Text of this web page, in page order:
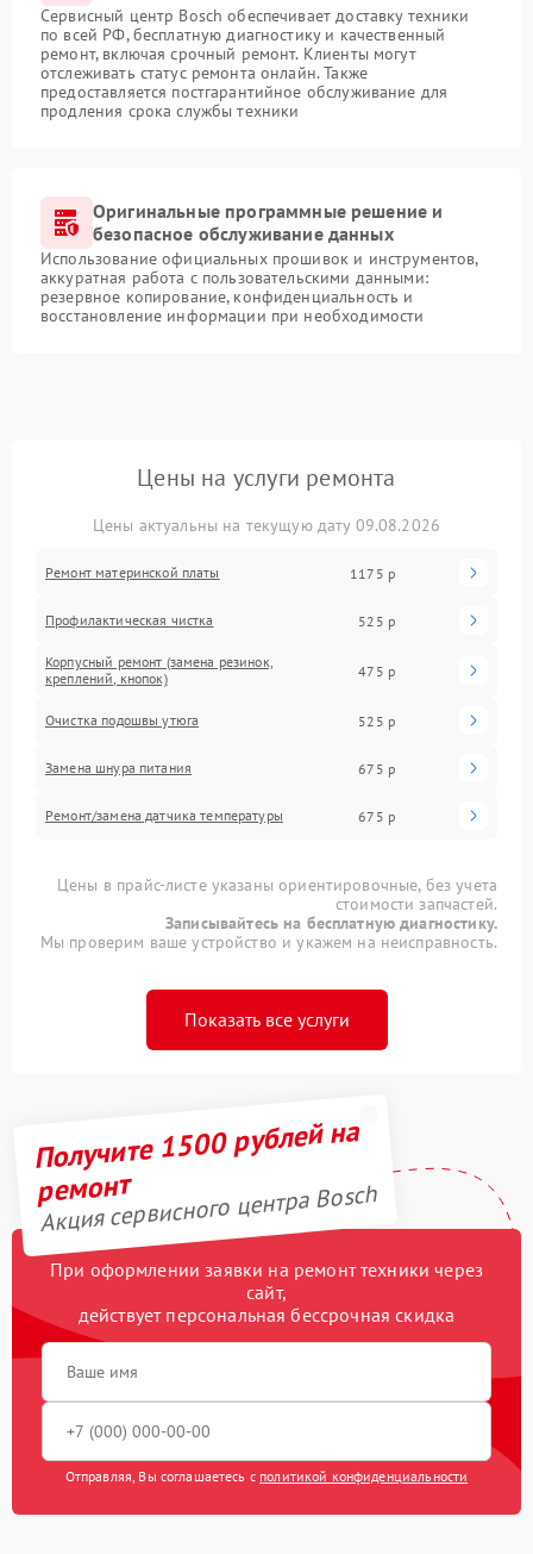
Сервисный центр Bosch обеспечивает доставку техники
по всей РФ, бесплатную диагностику и качественный
ремонт, включая срочный ремонт. Клиенты могут
отслеживать статус ремонта онлайн. Также
предоставляется постгарантийное обслуживание для
продления срока службы техники
Оригинальные программные решение и
безопасное обслуживание данных
Использование официальных прошивок и инструментов,
аккуратная работа с пользовательскими данными:
резервное копирование, конфиденциальность и
восстановление информации при необходимости
Цены на услуги ремонта
Цены актуальны на текущую дату 09.08.2026
Ремонт материнской платы 1175 р
Профилактическая чистка 525 р
Корпусный ремонт (замена резинок,
креплений, кнопок)
475 р
Очистка подошвы утюга 525 р
Замена шнура питания 675 р
Ремонт/замена датчика температуры 675 р
Цены в прайс-листе указаны ориентировочные, без учета
стоимости запчастей.
Записывайтесь на бесплатную диагностику.
Мы проверим ваше устройство и укажем на неисправность.
Показать все услуги
Получите 1500 рублей на
ремонт
Акция сервисного центра Bosch
При оформлении заявки на ремонт техники через
сайт,
действует персональная бессрочная скидка
Отправляя, Вы соглашаетесь с политикой конфиденциальности